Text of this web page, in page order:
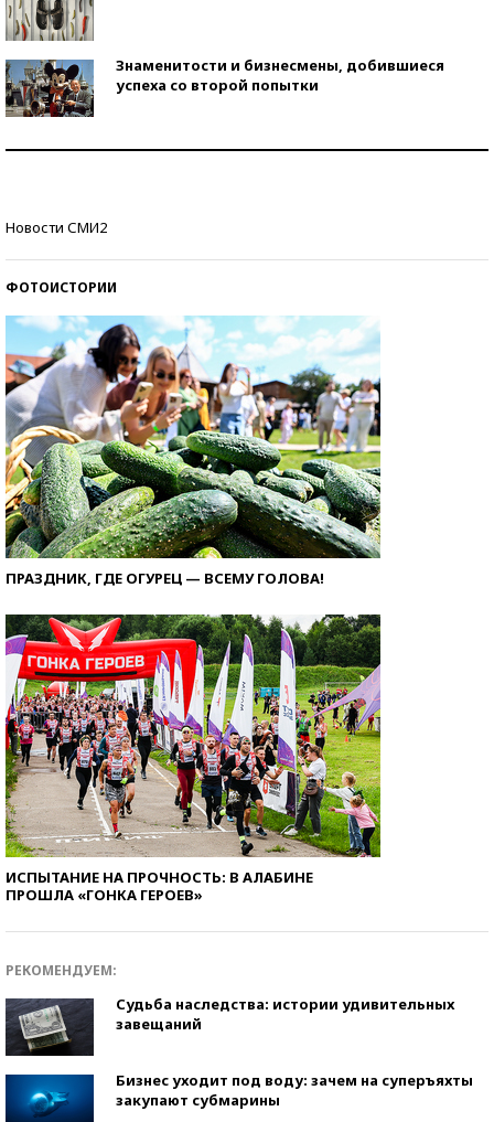
Знаменитости и бизнесмены, добившиеся
успеха со второй попытки
Новости СМИ2
ФОТОИСТОРИИ
ПРАЗДНИК, ГДЕ ОГУРЕЦ — ВСЕМУ ГОЛОВА!
ИСПЫТАНИЕ НА ПРОЧНОСТЬ: В АЛАБИНЕ
ПРОШЛА «ГОНКА ГЕРОЕВ»
РЕКОМЕНДУЕМ:
Судьба наследства: истории удивительных
завещаний
Бизнес уходит под воду: зачем на суперъяхты
закупают субмарины